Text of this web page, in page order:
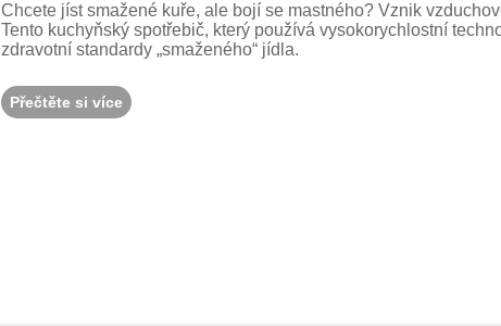
Chcete jíst smažené kuře, ale bojí se mastného? Vznik
Tento kuchyňský spotřebič, který používá vysokorychlostní
zdravotní standardy „smaženého“ jídla.
Přečtěte si více